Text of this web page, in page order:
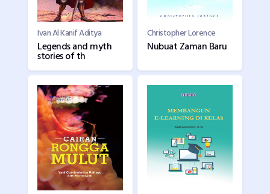
Ivan Al Kanif Aditya
Legends and myth
stories of th
Christopher Lorence
Nubuat Zaman Baru